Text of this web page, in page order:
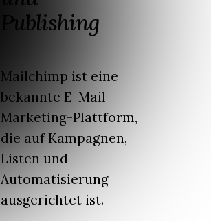
Publishing
Mailchimp ist eine
bekannte E-Mail-
Marketing-Plattform,
die auf Kampagnen,
Listen und
Automatisierung
ausgerichtet ist.